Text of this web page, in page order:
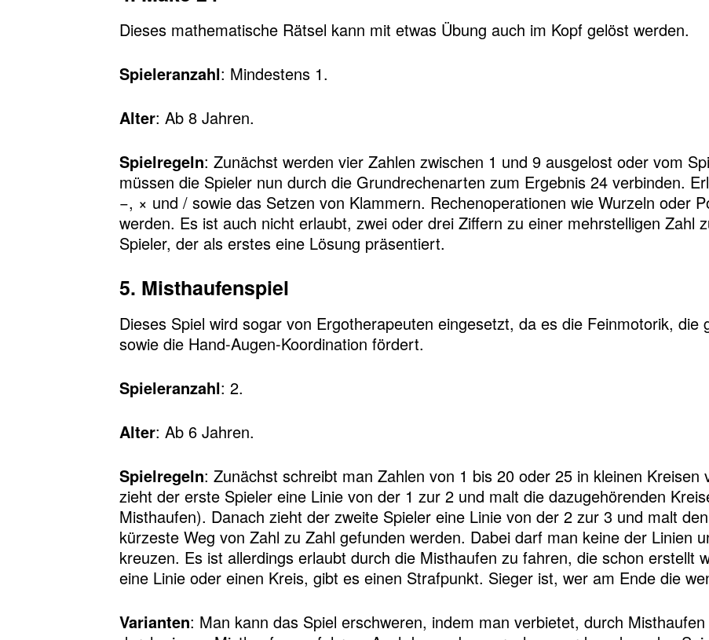
Dieses mathematische Rätsel kann mit etwas Übung auch im Kopf gelöst werden.
Spieleranzahl: Mindestens 1.
Alter: Ab 8 Jahren.
Spielregeln: Zunächst werden vier Zahlen zwischen 1 und 9 ausgelost oder vom
müssen die Spieler nun durch die Grundrechenarten zum Ergebnis 24 verbinden.
−, × und / sowie das Setzen von Klammern. Rechenoperationen wie Wurzeln oder
werden. Es ist auch nicht erlaubt, zwei oder drei Ziffern zu einer mehrstelligen Zahl
Spieler, der als erstes eine Lösung präsentiert.
5. Misthaufenspiel
Dieses Spiel wird sogar von Ergotherapeuten eingesetzt, da es die Feinmotorik, die
sowie die Hand-Augen-Koordination fördert.
Spieleranzahl: 2.
Alter: Ab 6 Jahren.
Spielregeln: Zunächst schreibt man Zahlen von 1 bis 20 oder 25 in kleinen Kreisen
zieht der erste Spieler eine Linie von der 1 zur 2 und malt die dazugehörenden
Misthaufen). Danach zieht der zweite Spieler eine Linie von der 2 zur 3 und malt
kürzeste Weg von Zahl zu Zahl gefunden werden. Dabei darf man keine der Linien
kreuzen. Es ist allerdings erlaubt durch die Misthaufen zu fahren, die schon erstellt
eine Linie oder einen Kreis, gibt es einen Strafpunkt. Sieger ist, wer am Ende die
Varianten: Man kann das Spiel erschweren, indem man verbietet, durch